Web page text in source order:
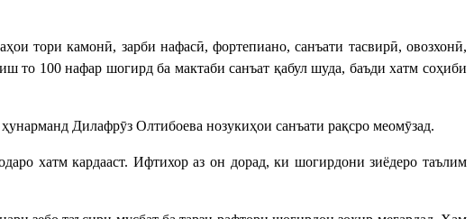
тори камонӣ, зарби нафасӣ, фортепиано, санъати тасвирӣ, овозхонӣ,
то 100 нафар шогирд ба мактаби санъат қабул шуда, баъди хатм соҳиби
Дилафрӯз Олтибоева нозукиҳои санъати рақсро меомӯзад.
хатм кардааст. Ифтихор аз он дорад, ки шогирдони зиёдеро таълим